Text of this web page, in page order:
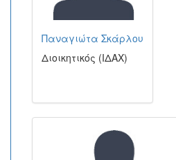
Παναγιώτα Σκάρλου
Διοικητικός (ΙΔΑΧ)